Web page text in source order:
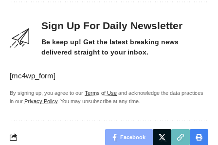
Sign Up For Daily Newsletter
Be keep up! Get the latest breaking news
delivered straight to your inbox.
[mc4wp_form]
By signing up, you agree to our Terms of Use and acknowledge the data practices
in our Privacy Policy. You may unsubscribe at any time.
Facebook